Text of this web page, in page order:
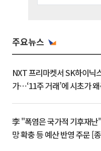
주요뉴스
NXT 프리마켓서 SK하이닉
가⋯‘11주 거래’에 시초가
李 "폭염은 국가적 기후재
망 확충 등 예산 반영 주문 [